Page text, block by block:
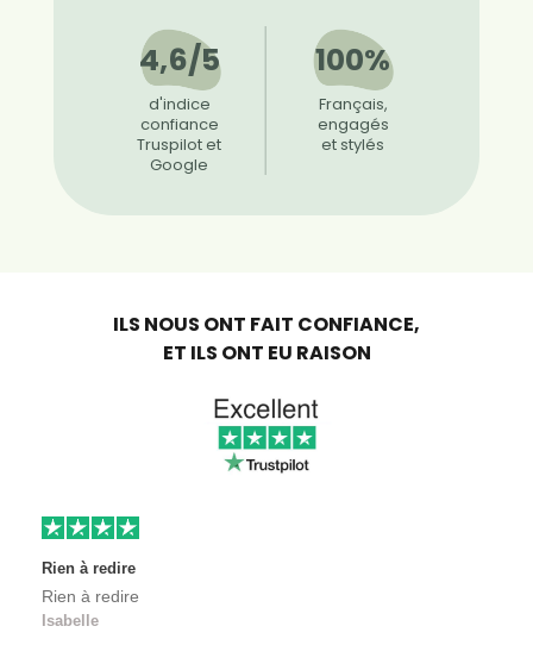
4,6/5
d'indice
confiance
Truspilot et
Google
100%
Français,
engagés
et stylés
ILS NOUS ONT FAIT CONFIANCE,
ET ILS ONT EU RAISON
Rien à redire
Rien à redire
Isabelle